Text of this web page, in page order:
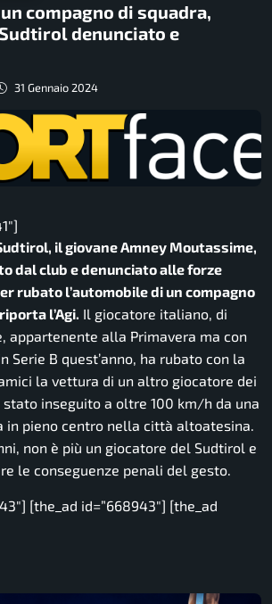
compagno di squadra,
denunciato e
31 Gennaio 2024
il giovane Amney Moutassime,
dal club e denunciato alle forze
rubato l’automobile di un compagno
l’Agi. Il giocatore italiano, di
appartenente alla Primavera ma con
Serie B quest’anno, ha rubato con la
la vettura di un altro giocatore dei
stato inseguito a oltre 100 km/h da una
in pieno centro nella città altoatesina.
non è più un giocatore del Sudtirol e
le conseguenze penali del gesto.
[the_ad id=”668943″] [the_ad